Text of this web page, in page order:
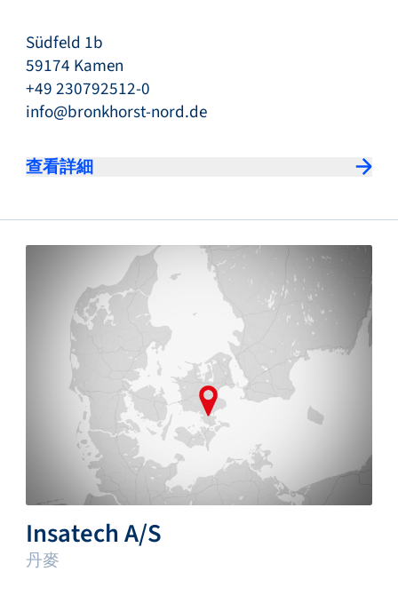
Südfeld 1b
59174 Kamen
+49 230792512-0
info@bronkhorst-nord.de
查看詳細
Insatech A/S
丹麥